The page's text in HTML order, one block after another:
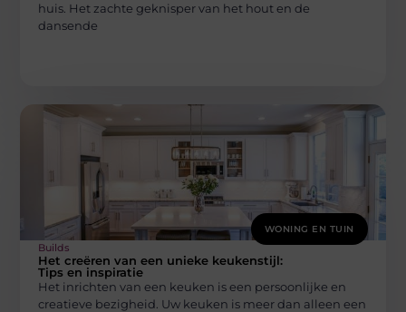
huis. Het zachte geknisper van het hout en de
dansende
WONING EN TUIN
Builds
Het creëren van een unieke keukenstijl:
Tips en inspiratie
Het inrichten van een keuken is een persoonlijke en
creatieve bezigheid. Uw keuken is meer dan alleen een